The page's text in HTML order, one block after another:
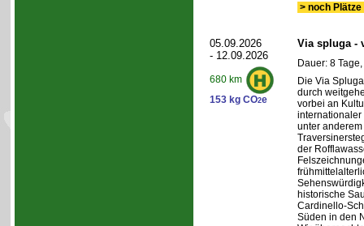
> noch
05.09.2026
- 12.09.2026
680 km
153 kg CO2e
Via spluga -
Dauer: 8
Die Via
durch
vorbei an
internationaler
unter
der
historische
Cardinello-
Süden in den